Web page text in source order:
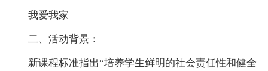
我爱我家
二、活动背景：
新课程标准指出“培养学生鲜明的社会责任性和健全